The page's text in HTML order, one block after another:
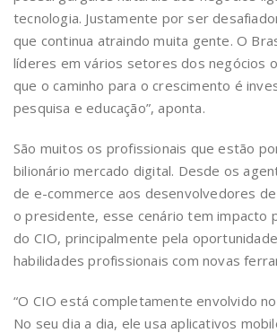
tecnologia. Justamente por ser
que continua atraindo muita gente. O
líderes em vários setores dos negócios
que o caminho para o crescimento é
pesquisa e educação”, aponta.
São muitos os profissionais que estão
bilionário mercado digital. Desde os
de e-commerce aos desenvolvedores
o presidente, esse cenário tem impacto
do CIO, principalmente pela
habilidades profissionais com novas
“O CIO está completamente envolvido
No seu dia a dia, ele usa aplicativos